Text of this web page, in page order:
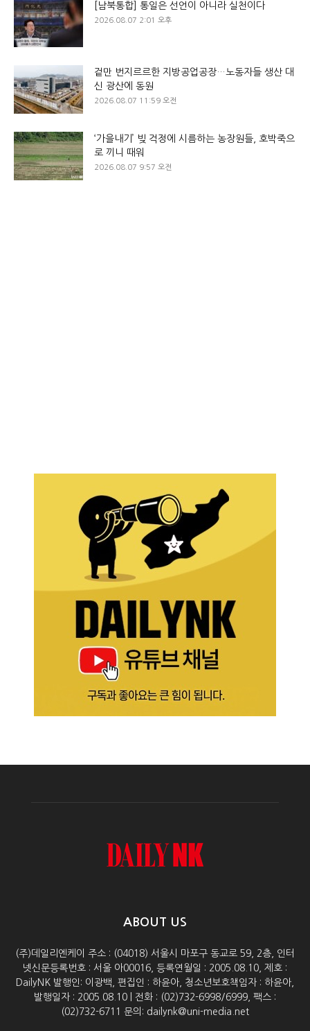
[남북통합] 통일은 선언이 아니라 실천이다
2026.08.07 2:01 오후
겉만 번지르르한 지방공업공장…노동자들 생산 대
신 광산에 동원
2026.08.07 11:59 오전
‘가을내기’ 빚 걱정에 시름하는 농장원들, 호박죽으
로 끼니 때워
2026.08.07 9:57 오전
ABOUT US
(주)데일리엔케이 주소 : (04018) 서울시 마포구 동교로 59, 2층, 인터
넷신문등록번호 : 서울 아00016, 등록연월일 : 2005.08.10, 제호 :
DailyNK 발행인: 이광백, 편집인 : 하윤아, 청소년보호책임자 : 하윤아,
발행일자 : 2005.08.10 | 전화 : (02)732-6998/6999, 팩스 :
(02)732-6711 문의: dailynk@uni-media.net